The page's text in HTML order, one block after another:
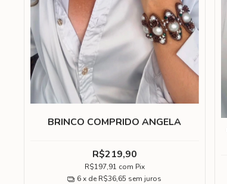
BRINCO COMPRIDO ANGELA
R$219,90
R$197,91 com Pix
6 x de R$36,65 sem juros